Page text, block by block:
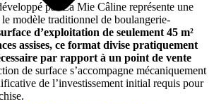
par La Mie Câline représente une
modèle traditionnel de boulangerie-
d’exploitation de seulement 45 m²
assises, ce format divise pratiquement
par rapport à un point de vente
de surface s’accompagne mécaniquement
de l’investissement initial requis pour